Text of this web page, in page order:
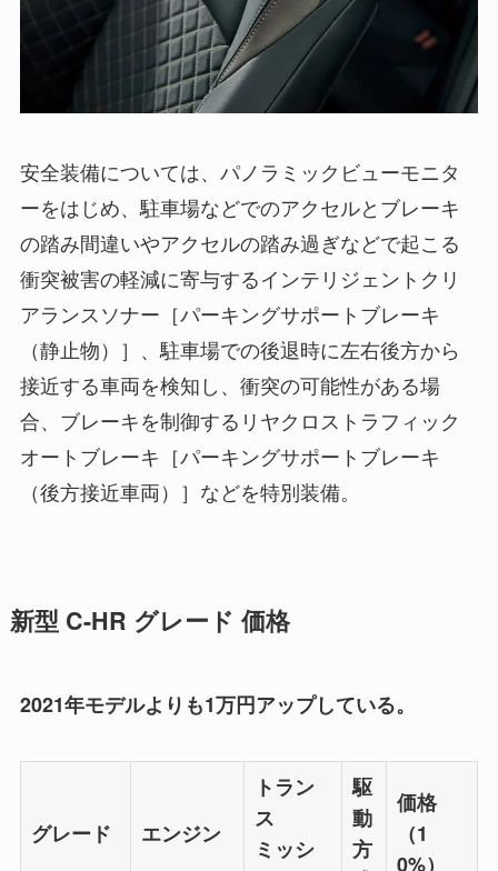
安全装備については、パノラミックビューモニタ
ーをはじめ、駐車場などでのアクセルとブレーキ
の踏み間違いやアクセルの踏み過ぎなどで起こる
衝突被害の軽減に寄与するインテリジェントクリ
アランスソナー［パーキングサポートブレーキ
（静止物）］、駐車場での後退時に左右後方から
接近する車両を検知し、衝突の可能性がある場
合、ブレーキを制御するリヤクロストラフィック
オートブレーキ［パーキングサポートブレーキ
（後方接近車両）］などを特別装備。
新型 C-HR グレード 価格
2021年モデルよりも1万円アップしている。
グレード エンジン
トラン
ス
ミッシ
駆
動
方
価格
（1
0%）